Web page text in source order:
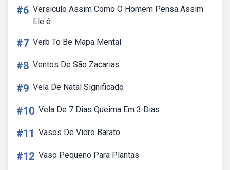
#6 Versiculo Assim Como O Homem Pensa Assim
Ele é
#7 Verb To Be Mapa Mental
#8 Ventos De São Zacarias
#9 Vela De Natal Significado
#10 Vela De 7 Dias Queima Em 3 Dias
#11 Vasos De Vidro Barato
#12 Vaso Pequeno Para Plantas